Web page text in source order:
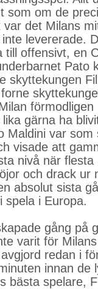
som om de
det Milans
levererade.
till offensivt, en
Pato
skyttekungen
gärna ha
Maldini var som
visade att
nivå när flesta
och drack ur
absolut sista
spela i Europa.
gång på
varit för
redan i
innan de
bästa spelare,